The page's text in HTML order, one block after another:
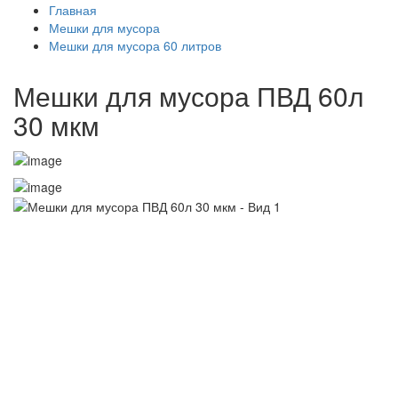
Главная
Мешки для мусора
Мешки для мусора 60 литров
Мешки для мусора ПВД 60л
30 мкм